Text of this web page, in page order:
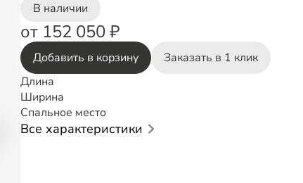
В наличии
от 152 050 ₽
Добавить в корзину
Заказать в 1 клик
Длина
Ширина
Спальное место
Все характеристики